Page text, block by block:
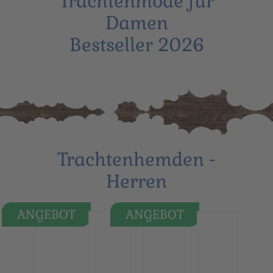
Damen
Bestseller 2026
Trachtenhemden -
Herren
ANGEBOT ANGEBOT